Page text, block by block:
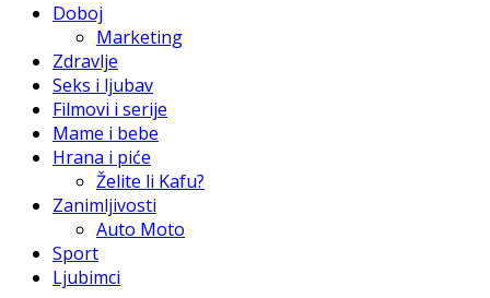
Doboj
Marketing
Zdravlje
Seks i ljubav
Filmovi i serije
Mame i bebe
Hrana i piće
Želite li Kafu?
Zanimljivosti
Auto Moto
Sport
Ljubimci